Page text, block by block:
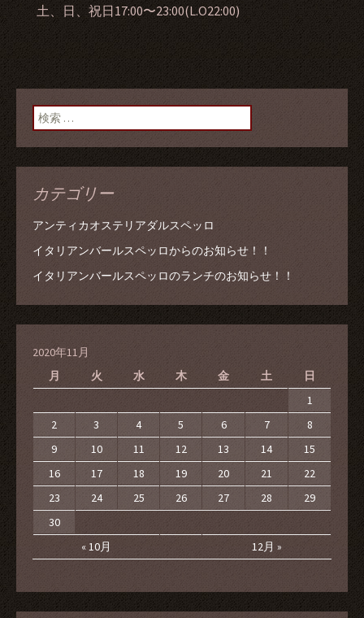
土、日、祝日17:00〜23:00(L.O22:00)
検索:
カテゴリー
アンティカオステリアダルスペッロ
イタリアンバールスペッロからのお知らせ！！
イタリアンバールスペッロのランチのお知らせ！！
2020年11月
月
火 水 木 金 土 日
« 10月 12月 »
1
2
3 4 5 6 7
8
9
10 11 12 13 14
15
16
17 18 19 20 21
22
23
24 25 26 27 28
29
30